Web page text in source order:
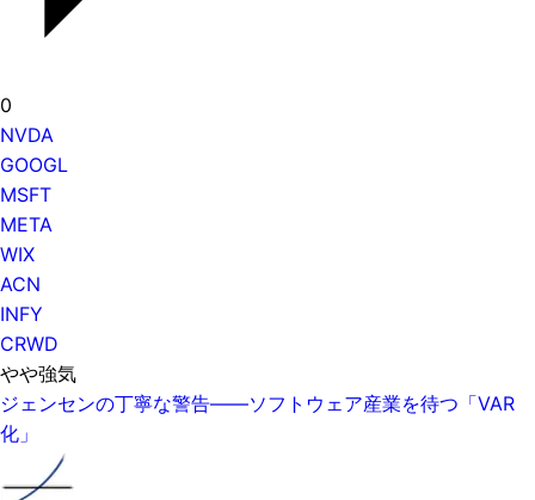
0
NVDA
GOOGL
MSFT
META
WIX
ACN
INFY
CRWD
やや強気
ジェンセンの丁寧な警告——ソフトウェア産業を待つ「VAR
化」